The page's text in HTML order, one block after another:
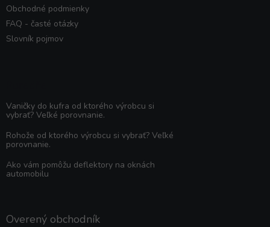
Obchodné podmienky
FAQ - časté otázky
Slovník pojmov
Vaničky do kufra od ktorého výrobcu si
vybrať? Veľké porovnanie.
Rohože od ktorého výrobcu si vybrať? Veľké
porovnanie.
Ako vám pomôžu deflektory na oknách
automobilu
Overený obchodník